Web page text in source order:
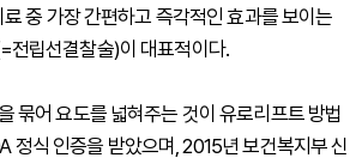
중 가장 간편하고 즉각적인 효과를 보이는
전립선결찰술)이 대표적이다.
묶어 요도를 넓혀주는 것이 유로리프트 방법
정식 인증을 받았으며, 2015년 보건복지부 신